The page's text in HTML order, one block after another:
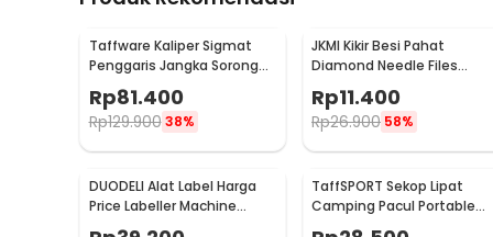
Taffware Kaliper Sigmat
Penggaris Jangka Sorong
Digital LCD 150mm - SH20
Rp81.400
Rp129.900 38%
JKMI Kikir Besi Pahat
Diamond Needle Files
Rp11.400
Rp26.900 58%
DUODELI Alat Label Harga
Price Labeller Machine
Coding - MX-5500
TaffSPORT Sekop Lipat
Camping Pacul Portable
Tactical Survival 40cm -